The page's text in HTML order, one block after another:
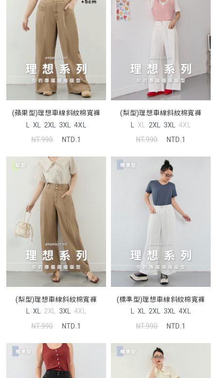
(蘋果型)理想車線斜紋棉寬褲
L XL 2XL 3XL 4XL
NT.990
NTD.1
(梨型)理想車線斜紋棉寬褲
L XL 2XL 3XL 4XL
NT.990
NTD.1
(梨型)理想車線斜紋棉寬褲
L XL 2XL 3XL 4XL
NT.990
NTD.1
(標準型)理想車線斜紋棉寬褲
L XL 2XL 3XL 4XL
NT.990
NTD.1